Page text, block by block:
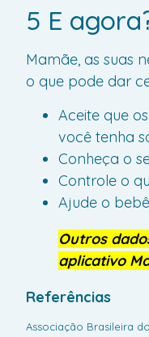
5 E
Mamãe, as suas
o que pode dar
Aceite que
você tenha
Conheça o
Controle o
Ajude o
Outros
aplicativo
Referências
Associação Brasileira